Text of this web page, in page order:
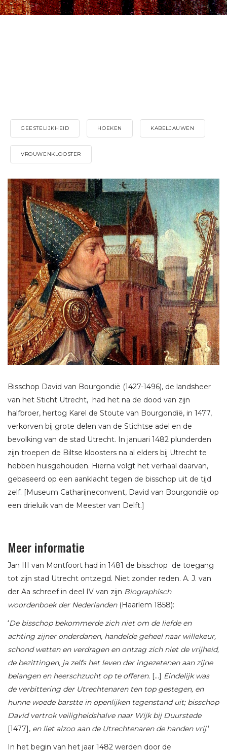
GEESTELIJKHEID HOEKEN KABELJAUWEN
VROUWENKLOOSTER
Bisschop David van Bourgondië (1427-1496), de landsheer
van het Sticht Utrecht, had het na de dood van zijn
halfbroer, hertog Karel de Stoute van Bourgondië, in 1477,
verkorven bij grote delen van de Stichtse adel en de
bevolking van de stad Utrecht. In januari 1482 plunderden
zijn troepen de Biltse kloosters na al elders bij Utrecht te
hebben huisgehouden. Hierna volgt het verhaal daarvan,
gebaseerd op een aanklacht tegen de bisschop uit de tijd
zelf. [Museum Catharijneconvent, David van Bourgondië op
een drieluik van de Meester van Delft.]
Meer informatie
Jan III van Montfoort had in 1481 de bisschop de toegang
tot zijn stad Utrecht ontzegd. Niet zonder reden. A. J. van
der Aa schreef in deel IV van zijn Biographisch
woordenboek der Nederlanden(Haarlem 1858):
‘De bisschop bekommerde zich niet om de liefde en
achting zijner onderdanen, handelde geheel naar willekeur,
schond wetten en verdragen en ontzag zich niet de vrijheid,
de bezittingen, ja zelfs het leven der ingezetenen aan zijne
belangen en heerschzucht op te offeren. […] Eindelijk was
de verbittering der Utrechtenaren ten top gestegen, en
hunne woede barstte in openlijken tegenstand uit; bisschop
David vertrok veiligheidshalve naar Wijk bij Duurstede
[1477], en liet alzoo aan de Utrechtenaren de handen vrij.’
In het begin van het jaar 1482 werden door de